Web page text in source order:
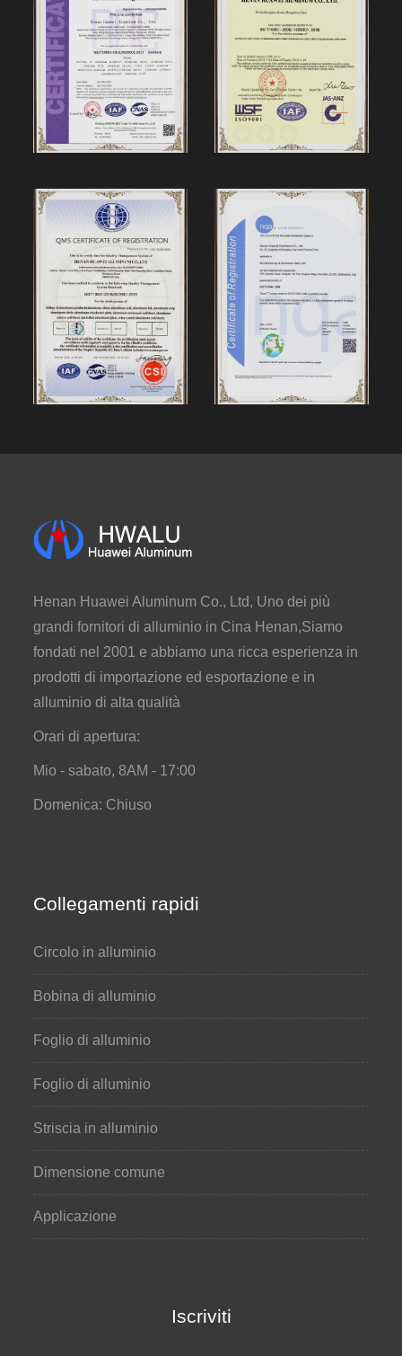
Henan Huawei Aluminum Co., Ltd, Uno dei più
grandi fornitori di alluminio in Cina Henan,Siamo
fondati nel 2001 e abbiamo una ricca esperienza in
prodotti di importazione ed esportazione e in
alluminio di alta qualità
Orari di apertura:
Mio - sabato, 8AM - 17:00
Domenica: Chiuso
Collegamenti rapidi
Circolo in alluminio
Bobina di alluminio
Foglio di alluminio
Foglio di alluminio
Striscia in alluminio
Dimensione comune
Applicazione
Iscriviti